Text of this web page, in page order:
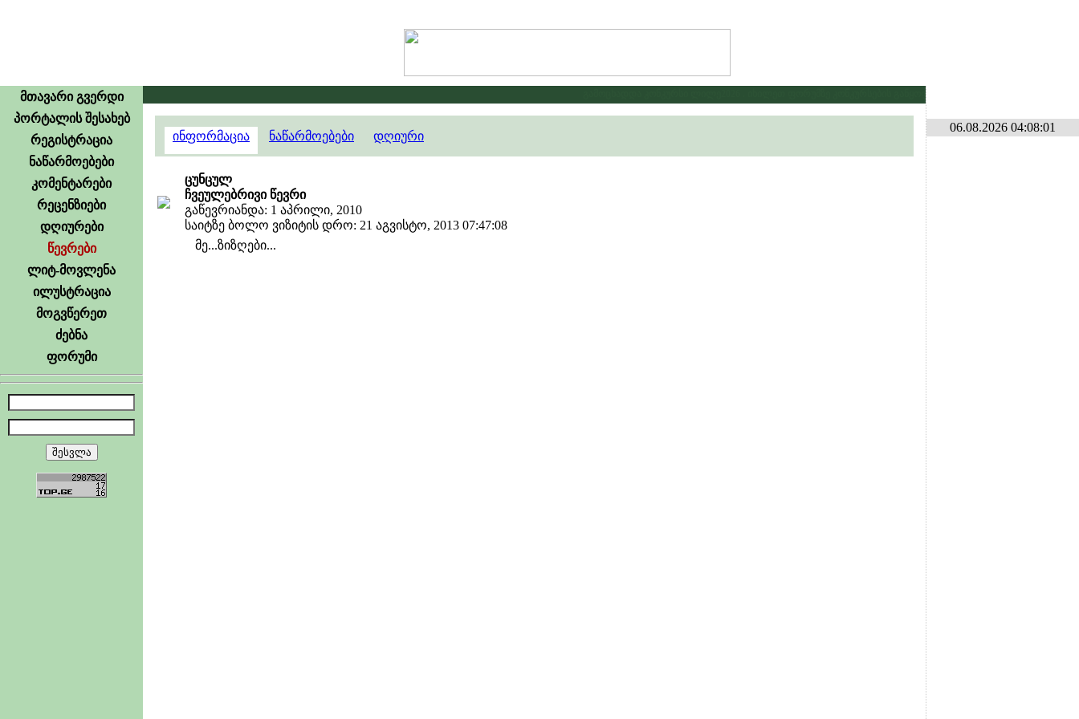
მთავარი გვერდი
პორტალის შესახებ
რეგისტრაცია
ნაწარმოებები
კომენტარები
რეცენზიები
დღიურები
წევრები
ლიტ-მოვლენა
ილუსტრაცია
მოგვწერეთ
ძებნა
ფორუმი
გამოცხადდა კონკურსი ლილე2026 . იხილეთ ფორუმზე კონკურსების განყოფილებაში
ინფორმაცია ნაწარმოებები დღიური
ცუნცულ
ჩვეულებრივი წევრი
გაწევრიანდა: 1 აპრილი, 2010
საიტზე ბოლო ვიზიტის დრო: 21 აგვისტო, 2013 07:47:08
მე...ზიზღები...
06.08.2026 04:08:01